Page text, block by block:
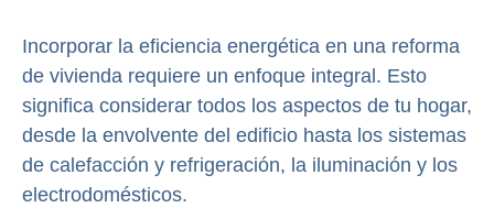
Incorporar la eficiencia energética en una reforma
de vivienda requiere un enfoque integral. Esto
significa considerar todos los aspectos de tu hogar,
desde la envolvente del edificio hasta los sistemas
de calefacción y refrigeración, la iluminación y los
electrodomésticos.